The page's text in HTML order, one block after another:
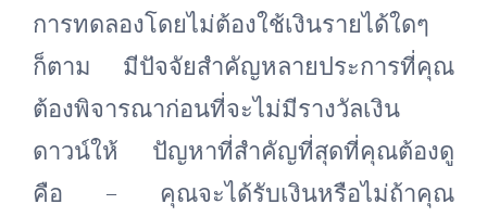
การทดลองโดยไม่ต้องใช้เงินรายได้ใดๆ
ก็ตาม มีปัจจัยสำคัญหลายประการที่คุณ
ต้องพิจารณาก่อนที่จะไม่มีรางวัลเงิน
ดาวน์ให้ ปัญหาที่สำคัญที่สุดที่คุณต้องดู
คือ – คุณจะได้รับเงินหรือไม่ถ้าคุณ